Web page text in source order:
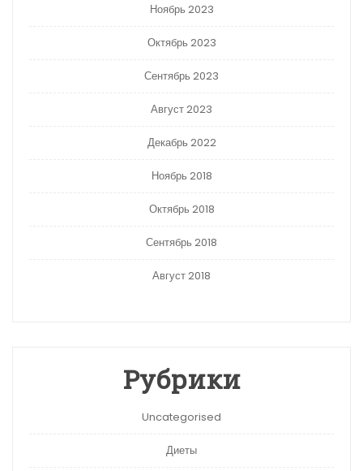
Ноябрь 2023
Октябрь 2023
Сентябрь 2023
Август 2023
Декабрь 2022
Ноябрь 2018
Октябрь 2018
Сентябрь 2018
Август 2018
Рубрики
Uncategorised
Диеты